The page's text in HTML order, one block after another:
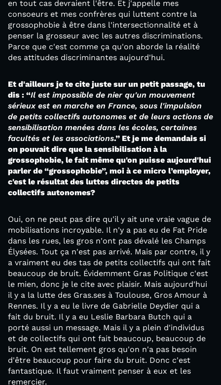
en tout cas devraient l'être. Et j'appelle mes
consoeurs et mes confrères qui luttent contre la
grossophobie à être dans l'intersectionnalité et à
penser la grosseur avec les autres discriminations.
Parce que c'est comme ça qu'on aborde la réalité
des attitudes discriminantes aujourd'hui.
Et d'ailleurs je te cite juste sur un petit passage, tu
dis : “Il est impossible de nier qu'un mouvement
sérieux est en marche en France, sous l'impulsion
de petits collectifs autonomes et de leurs actions de
sensibilisation menées dans les écoles, certaines
facultés et les associations.” Et je me demandais si
on pouvait dire que la sensibilisation à la
grossophobie, le fait même qu'on puisse aujourd'hui
parler de “grossophobie”, moi à ce micro l’employer,
c'est le résultat des luttes directes de petits
collectifs autonomes?
Oui, on ne peut pas dire qu'il y ait une vraie vague de
mobilisations incroyable. Il n'y a pas eu de Fat Pride
dans les rues, les gros n'ont pas dévalé les Champs
Élysées. Tout ça n'est pas arrivé. Mais par contre, il y
a vraiment eu des tas de petits collectifs qui ont fait
beaucoup de bruit. Évidemment Gras Politique c'est
le mien, donc je le cite avec plaisir. Mais aujourd'hui
il y a la lutte des Gras.ses à Toulouse, Gros Amour à
Rennes. Il y a eu le livre de Gabrielle Deydier qui a
fait du bruit. Il y a eu Leslie Barbara Butch qui a
porté aussi un message. Mais il y a plein d'individus
et de collectifs qui ont fait beaucoup, beaucoup de
bruit. On est tellement gros qu'on n'a pas besoin
d'être beaucoup pour faire du bruit. Donc c'est
fantastique. Il faut vraiment penser à eux et les
remercier.